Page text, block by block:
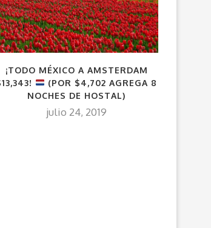
¡TODO MÉXICO A AMSTERDAM
(POR $4,702 AGREGA 8
NOCHES DE HOSTAL)
julio 24, 2019